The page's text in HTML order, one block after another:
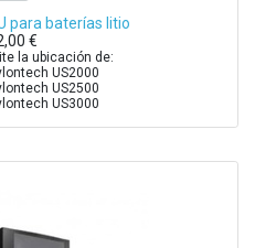
para baterías litio
€
la ubicación de:
US2000
US2500
US3000